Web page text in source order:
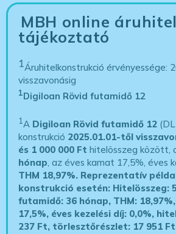
MBH online áruhitel
tájékoztató
1Áruhitelkonstrukció érvényessége:
visszavonásig
1Digiloan Rövid futamidő 12
1A Digiloan Rövid futamidő 12
konstrukció 2025.01.01-től
és 1 000 000 Ft hitelösszeg között,
hónap, az éves kamat 17,5%, éves
THM 18,97%. Reprezentatív példa
konstrukció esetén: Hitelösszeg:
futamidő: 36 hónap, THM:
17,5%, éves kezelési díj: 0,0%,
237 Ft, törlesztőrészlet: 17 951